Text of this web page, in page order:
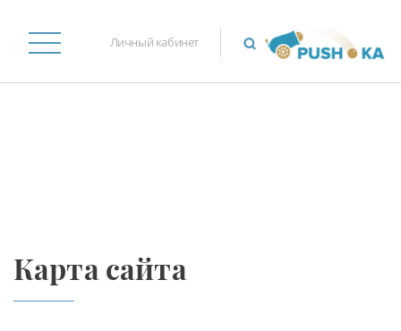
Личный кабинет
Карта сайта